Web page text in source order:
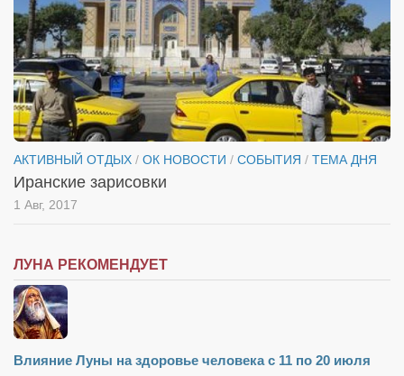
АКТИВНЫЙ ОТДЫХ / ОК НОВОСТИ / СОБЫТИЯ / ТЕМА ДНЯ
Иранские зарисовки
1 Авг, 2017
ЛУНА РЕКОМЕНДУЕТ
Влияние Луны на здоровье человека с 11 по 20 июля